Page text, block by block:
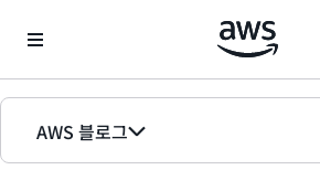
AWS 블로그